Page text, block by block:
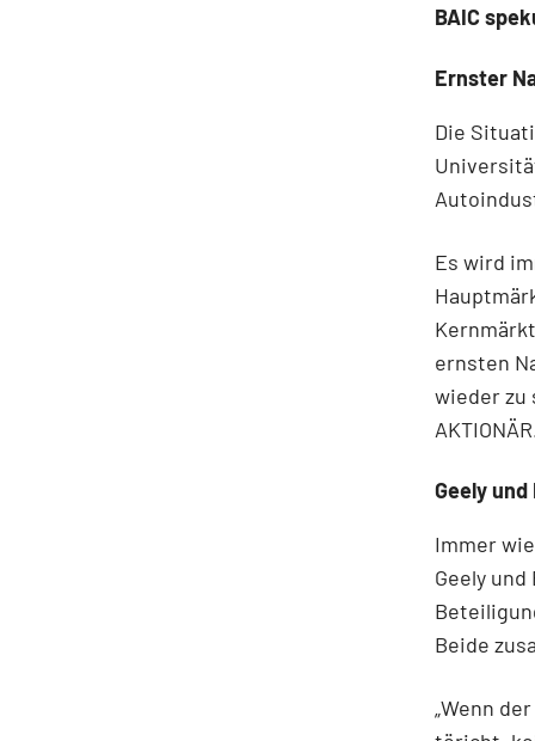
BAIC
Ernster
Die
Es wird
ernsten
wieder zu
Geely
Immer
Geely
Beide
„Wenn